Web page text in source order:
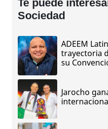
Te puede
Sociedad
ADEEM
trayectoria
su
Jarocho